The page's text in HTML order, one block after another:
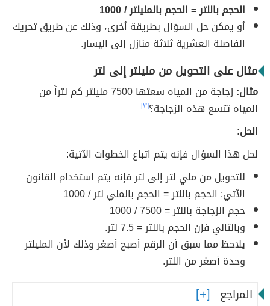
الحجم باللتر = الحجم بالمليلتر / 1000
أو يمكن حل السؤال بطريقة أخرى، وذلك عن طريق تحريك
الفاصلة العشرية ثلاثة منازل إلى اليسار.
مثال على التحويل من مليلتر إلى لتر
مثال:
زجاجة من المياه سعتها 7500 مليلتر كم لتراً من
المياه تتسع هذه الزجاجة؟[٣]
الحل:
لحل هذا السؤال فإنه يتم اتباع الخطوات الآتية:
للتحويل من ملي لتر إلى لتر فإنه يتم استخدام القانون
الآتي: الحجم باللتر = الحجم بالملي لتر / 1000
حجم الزجاجة باللتر = 7500 / 1000
وبالتالي فإن الحجم باللتر = 7.5 لتر.
يلاحظ مما سبق أن الرقم أصبح أصغر وذلك لأن المليلتر
وحدة أصغر من اللتر.
المراجع